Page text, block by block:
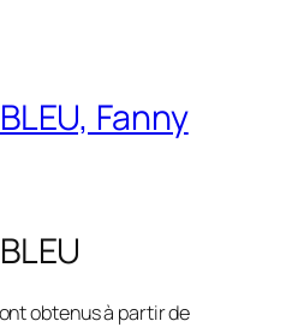
Fanny
obtenus à partir de